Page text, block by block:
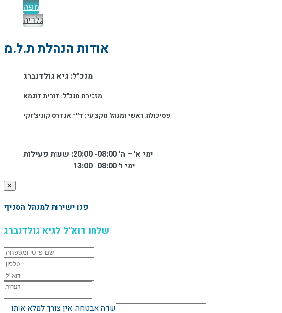
מפה
גלריה
אודות הנהלת ת.ל.מ
מנכ"ל: גיא גולדנברג
מזכירת מנכ"ל: דורית דוגמא
פסיכולוג ראשי ומנהל מקצועי: ד״ר אנדרס קוניצ׳זקי
שעות פעילות :
ימי א' – ה' 08:00- 20:00
ימי ו' 08:00- 13:00
×
פנו ישירות למנהל הסניף
שלחו דוא"ל לגיא גולדנברג
שדה אבטחה. אין צורך למלא אותו